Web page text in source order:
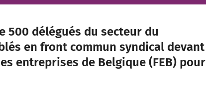
500 délégués du secteur du
en front commun syndical devant
entreprises de Belgique (FEB) pour